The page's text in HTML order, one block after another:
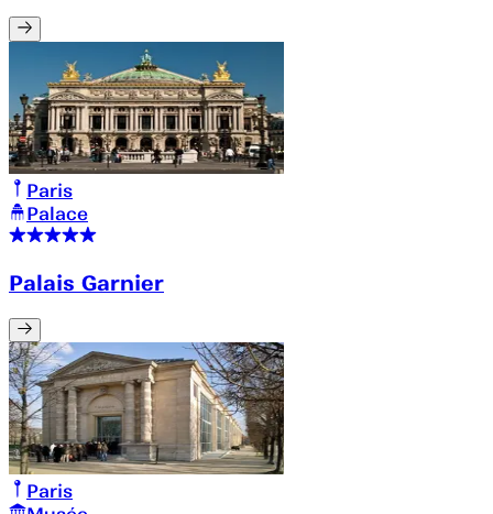
Paris
Palace
Palais Garnier
Paris